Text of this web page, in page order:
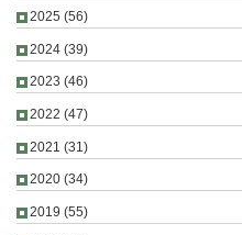
2025 (56)
2024 (39)
2023 (46)
2022 (47)
2021 (31)
2020 (34)
2019 (55)